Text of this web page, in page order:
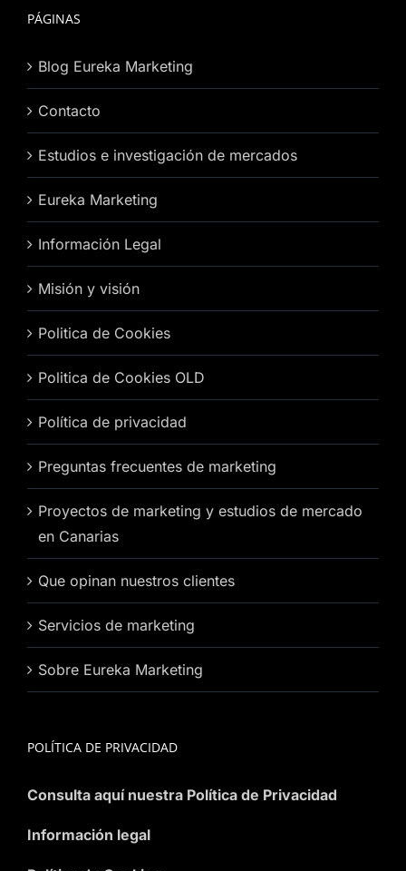
PÁGINAS
Blog Eureka Marketing
Contacto
Estudios e investigación de mercados
Eureka Marketing
Información Legal
Misión y visión
Politica de Cookies
Politica de Cookies OLD
Política de privacidad
Preguntas frecuentes de marketing
Proyectos de marketing y estudios de mercado
en Canarias
Que opinan nuestros clientes
Servicios de marketing
Sobre Eureka Marketing
POLÍTICA DE PRIVACIDAD
Consulta aquí nuestra Política de Privacidad
Información legal